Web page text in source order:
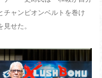
チャンピオンベルトを巻け
せた。